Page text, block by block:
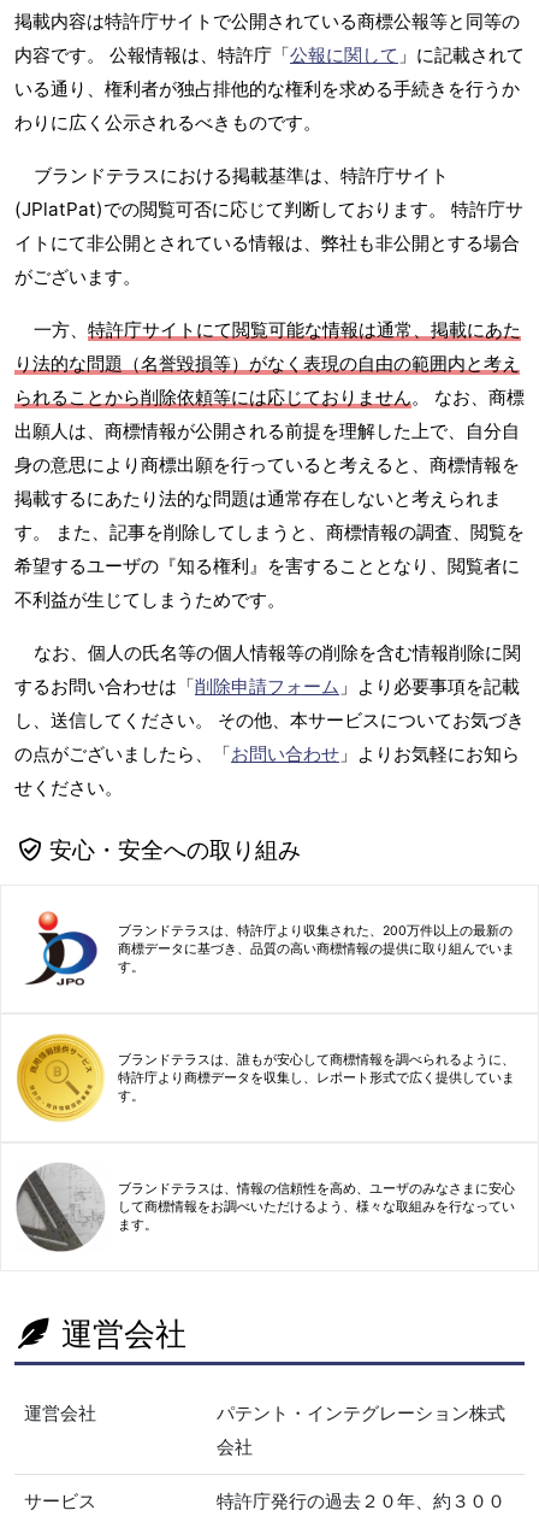
掲載内容は特許庁サイトで公開されている商標公報等と同等の
内容です。 公報情報は、特許庁「公報に関して 」に記載されて
いる通り、権利者が独占排他的な権利を求める手続きを行うか
わりに広く公示されるべきものです。
ブランドテラスにおける掲載基準は、特許庁サイト
(JPlatPat)での閲覧可否に応じて判断しております。 特許庁サ
イトにて非公開とされている情報は、弊社も非公開とする場合
がございます。
一方、 特許庁サイトにて閲覧可能な情報は通常、掲載にあた
り法的な問題（名誉毀損等）がなく表現の自由の範囲内と考え
られることから削除依頼等には応じておりません。 なお、商標
出願人は、商標情報が公開される前提を理解した上で、自分自
身の意思により商標出願を行っていると考えると、商標情報を
掲載するにあたり法的な問題は通常存在しないと考えられま
す。 また、記事を削除してしまうと、商標情報の調査、閲覧を
希望するユーザの『知る権利』を害することとなり、閲覧者に
不利益が生じてしまうためです。
なお、個人の氏名等の個人情報等の削除を含む情報削除に関
するお問い合わせは「削除申請フォーム 」より必要事項を記載
し、送信してください。 その他、本サービスについてお気づき
の点がございましたら、「お問い合わせ 」よりお気軽にお知ら
せください。
安心・安全への取り組み
ブランドテラスは、特許庁より収集された、200万件以上の最新の
商標データに基づき、品質の高い商標情報の提供に取り組んでいま
す。
ブランドテラスは、誰もが安心して商標情報を調べられるように、
特許庁より商標データを収集し、レポート形式で広く提供していま
す。
ブランドテラスは、情報の信頼性を高め、ユーザのみなさまに安心
して商標情報をお調べいただけるよう、様々な取組みを行なってい
ます。
運営会社
運営会社
パテント・インテグレーション株式
会社
サービス
特許庁発行の過去２０年、約３００